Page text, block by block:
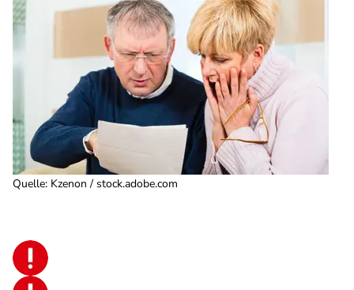
Quelle: Kzenon / stock.adobe.com